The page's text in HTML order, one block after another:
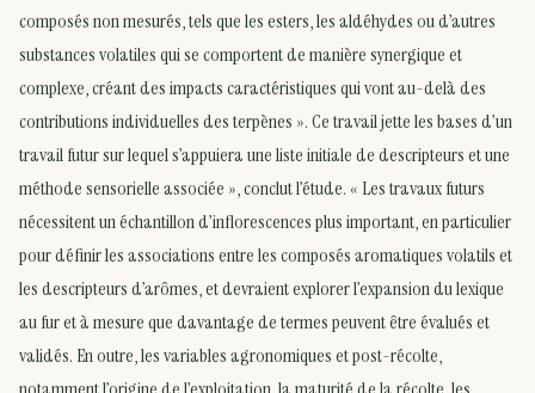
composés non mesurés, tels que les esters, les aldéhydes ou d’autres
substances volatiles qui se comportent de manière synergique et
complexe, créant des impacts caractéristiques qui vont au-delà des
contributions individuelles des terpènes ». Ce travail jette les bases d’un
travail futur sur lequel s’appuiera une liste initiale de descripteurs et une
méthode sensorielle associée », conclut l’étude. « Les travaux futurs
nécessitent un échantillon d’inflorescences plus important, en particulier
pour définir les associations entre les composés aromatiques volatils et
les descripteurs d’arômes, et devraient explorer l’expansion du lexique
au fur et à mesure que davantage de termes peuvent être évalués et
validés. En outre, les variables agronomiques et post-récolte,